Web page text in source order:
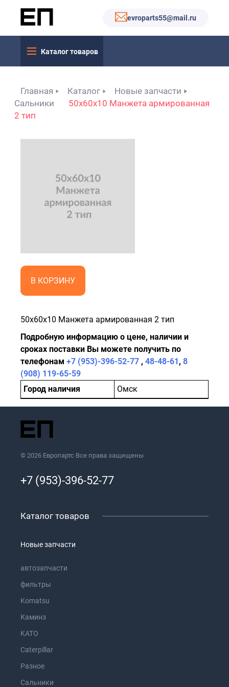
evroparts55@mail.ru
Каталог товаров
Главная Каталог
Новые запчасти
Сальники
50x60x10 Манжета армированная
2 тип
В КОРЗИНУ
50x60x10 Манжета армированная 2 тип
Подробную информацию о цене, наличии и
сроках поставки Вы можете получить по
телефонам +7 (953)-396-52-77 , 48-48-61, 8
(908) 119-65-59
Город наличия
Омск
© 2026 Европартс Все права защищены
+7 (953)-396-52-77
Каталог товаров
Новые запчасти
автозапчасти
фильтры
Komatsu
Каминз
KATO
Caterpillar
Разное
Сальники